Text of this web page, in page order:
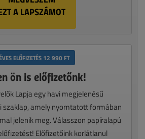
A LAPSZÁMOT
ELŐFIZETÉS 12 990 FT
ön is előfizetőnk!
Lapja egy havi megjelenésű
szaklap, amely nyomtatott formában
jelenik meg. Válasszon papíralapú
Előfizetőink korlátlanul